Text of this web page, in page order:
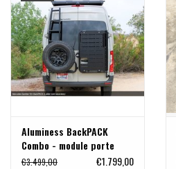
Aluminess BackPACK
Combo - module porte
bagage universel pour
€3.499,00 €1.799,00